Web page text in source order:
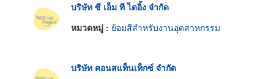
บริษัท ซี เอ็ม ที ไดอิ้ง จำกัด
หมวดหมู่ : ย้อมสีสำหรับงานอุตสาหกรรม
บริษัท คอนสแท็นเท็กซ์ จำกัด